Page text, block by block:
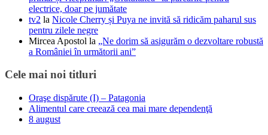
electrice, doar pe jumătate
tv2 la Nicole Cherry și Puya ne invită să ridicăm paharul sus
pentru zilele negre
Mircea Apostol la „Ne dorim să asigurăm o dezvoltare robustă
a României în următorii ani”
Cele mai noi titluri
Oraşe dispărute (I) – Patagonia
Alimentul care creează cea mai mare dependenţă
8 august